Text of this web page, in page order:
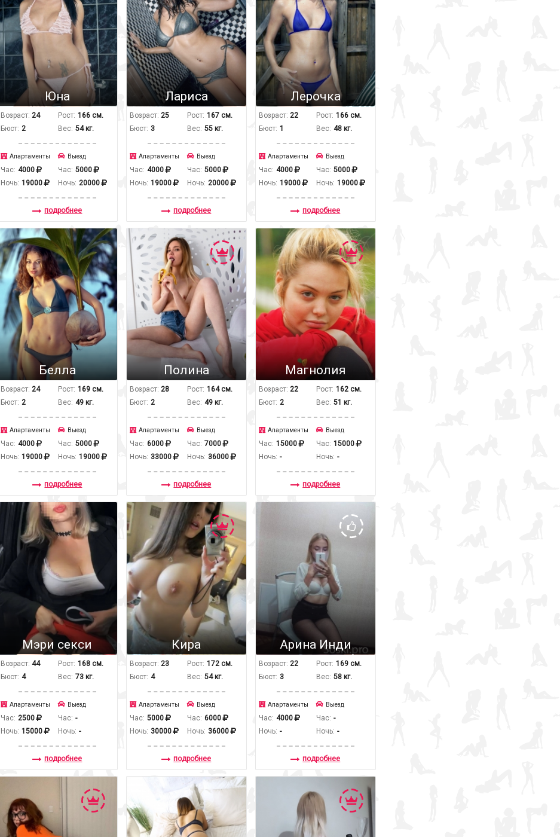
Юна
Возраст: 24
Бюст: 2
Рост: 166 см.
Вес: 54 кг.
Апартаменты
Час: 4000
Ночь: 19000
Выезд
Час: 5000
Ночь: 20000
подробнее
Лариса
Возраст: 25
Бюст: 3
Рост: 167 см.
Вес: 55 кг.
Апартаменты
Час: 4000
Ночь: 19000
Выезд
Час: 5000
Ночь: 20000
подробнее
Лерочка
Возраст: 22
Бюст: 1
Рост: 166 см.
Вес: 48 кг.
Апартаменты
Час: 4000
Ночь: 19000
Выезд
Час: 5000
Ночь: 19000
подробнее
Белла
Возраст: 24
Бюст: 2
Рост: 169 см.
Вес: 49 кг.
Апартаменты
Час: 4000
Ночь: 19000
Выезд
Час: 5000
Ночь: 19000
подробнее
Полина
Возраст: 28
Бюст: 2
Рост: 164 см.
Вес: 49 кг.
Апартаменты
Час: 6000
Ночь: 33000
Выезд
Час: 7000
Ночь: 36000
подробнее
Магнолия
Возраст: 22
Бюст: 2
Рост: 162 см.
Вес: 51 кг.
Апартаменты
Час: 15000
Ночь: -
Выезд
Час: 15000
Ночь: -
подробнее
Мэри секси
Возраст: 44
Бюст: 4
Рост: 168 см.
Вес: 73 кг.
Апартаменты
Час: 2500
Ночь: 15000
Выезд
Час: -
Ночь: -
подробнее
Кира
Возраст: 23
Бюст: 4
Рост: 172 см.
Вес: 54 кг.
Апартаменты
Час: 5000
Ночь: 30000
Выезд
Час: 6000
Ночь: 36000
подробнее
Арина Инди
Возраст: 22
Бюст: 3
Рост: 169 см.
Вес: 58 кг.
Апартаменты
Час: 4000
Ночь: -
Выезд
Час: -
Ночь: -
подробнее